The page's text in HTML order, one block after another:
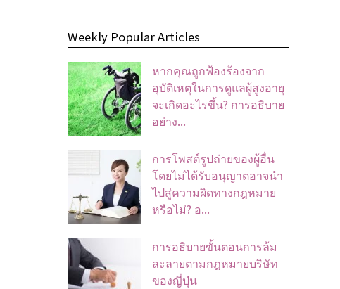
Weekly Popular Articles
หากคุณถูกฟ้องร้องจาก
อุบัติเหตุในการดูแลผู้สูงอายุ
จะเกิดอะไรขึ้น? การอธิบาย
อย่าง...
การโพสต์รูปถ่ายของผู้อื่น
โดยไม่ได้รับอนุญาตอาจนํา
ไปสู่ความผิดทางกฎหมาย
หรือไม่? อ...
การอธิบายขั้นตอนการล้ม
ละลายตามกฎหมายบริษัท
ของญี่ปุ่น